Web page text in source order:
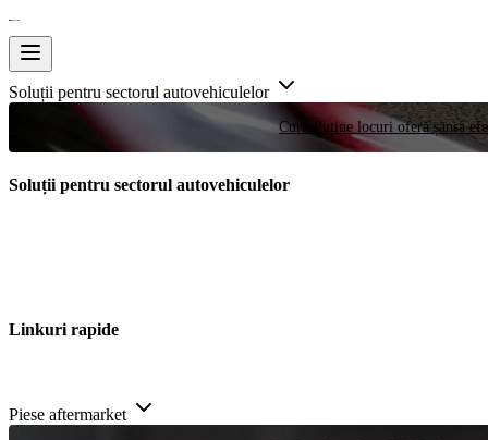
Soluții pentru sectorul autovehiculelor
Curse Puține locuri oferă șansa
Soluții pentru sectorul autovehiculelor
Linkuri rapide
Piese aftermarket